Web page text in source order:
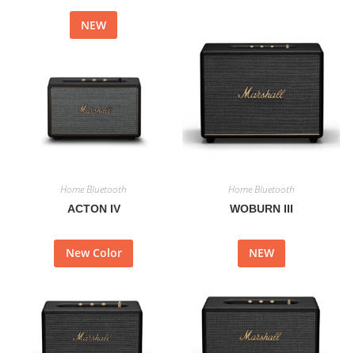
NEW
Home Bluetooth
ACTON IV
Home Bluetooth
WOBURN III
New Color NEW